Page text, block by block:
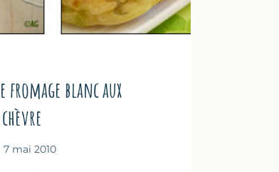
fromage blanc aux
7 mai 2010